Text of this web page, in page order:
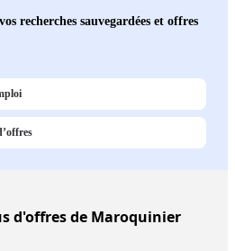
recherches sauvegardées et offres
d'offres de Maroquinier